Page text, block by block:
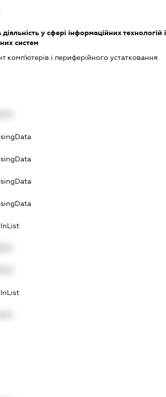
у сфері інформаційних технологій і
систем
комп'ютерів і периферійного устатковання